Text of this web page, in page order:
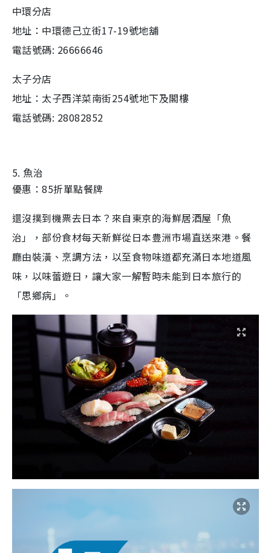
中環分店
地址：中環德己立街17-19號地舖
電話號碼: 26666646
太子分店
地址：太子西洋菜南街254號地下及閣樓
電話號碼: 28082852
5. 魚治
優惠：85折單點餐牌
還沒撲到機票去日本？來自東京的海鮮居酒屋「魚
治」，部份食材每天新鮮從日本豊洲市場直送來港。餐
廳由裝潢、烹調方法，以至食物味道都充滿日本地道風
味，以味蕾遊日，讓大家一解暫時未能到日本旅行的
「思鄉病」。